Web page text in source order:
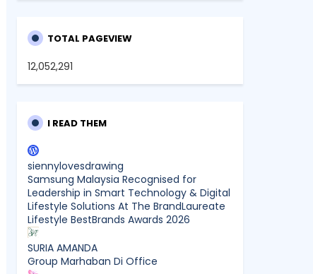
TOTAL PAGEVIEW
12,052,291
I READ THEM
siennylovesdrawing
Samsung Malaysia Recognised for
Leadership in Smart Technology & Digital
Lifestyle Solutions At The BrandLaureate
Lifestyle BestBrands Awards 2026
SURIA AMANDA
Group Marhaban Di Office